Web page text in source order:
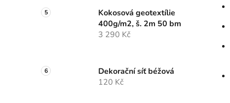
Kokosová geotextílie
400g/m2, š. 2m 50 bm
3 290 Kč
Dekorační síť béžová
120 Kč